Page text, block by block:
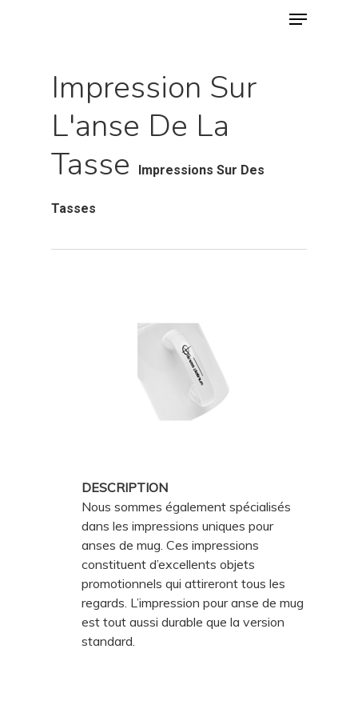
Menu
Impression Sur
L'anse De La
Tasse
Impressions Sur Des
Tasses
DESCRIPTION
Nous sommes également spécialisés
dans les impressions uniques pour
anses de mug. Ces impressions
constituent d’excellents objets
promotionnels qui attireront tous les
regards. L’impression pour anse de mug
est tout aussi durable que la version
standard.